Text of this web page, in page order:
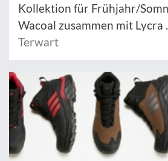
Kollektion für Frühjahr/
Wacoal zusammen mit Lycra
Terwart